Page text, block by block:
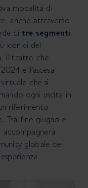
modalità di
anche attraverso
di tre segmenti
iconici del
il tratto che
e l’ascesa
che si
ogni uscita in
riferimento
Tra fine giugno e
globale dei